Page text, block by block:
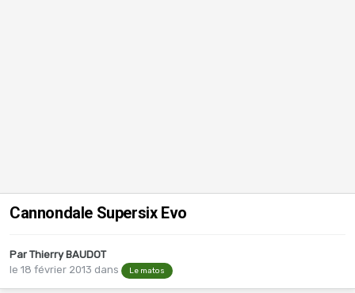
Cannondale Supersix Evo
Par Thierry BAUDOT
le 18 février 2013 dans Le matos